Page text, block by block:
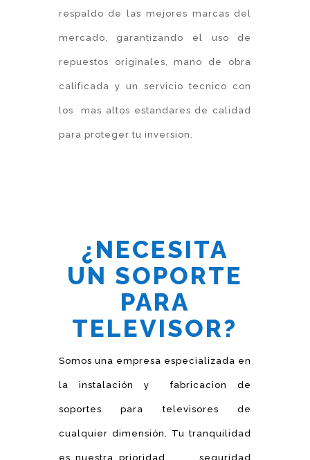
respaldo de las mejores marcas del
mercado, garantizando el uso de
repuestos originales, mano de obra
calificada y un servicio tecnico con
los mas altos estandares de calidad
para proteger tu inversion.
¿NECESITA
UN SOPORTE
PARA
TELEVISOR?
Somos una empresa especializada en
la instalación y fabricacion de
soportes para televisores de
cualquier dimensión. Tu tranquilidad
es nuestra prioridad. seguridad